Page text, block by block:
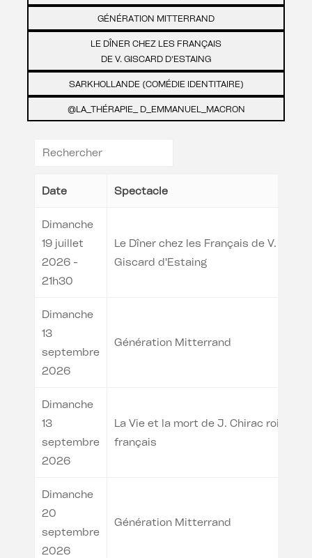
GÉNÉRATION MITTERRAND
LE DÎNER CHEZ LES FRANÇAIS
DE V. GISCARD D’ESTAING
SARKHOLLANDE (COMÉDIE IDENTITAIRE)
@LA_THÉRAPIE_ D_EMMANUEL_MACRON
Date Spectacle
Dimanche
19 juillet
2026 -
21h30
Le Dîner chez les Français de V.
Giscard d'Estaing
Dimanche
13
septembre
2026
Génération Mitterrand
Dimanche
13
septembre
2026
La Vie et la mort de J. Chirac roi des
français
Dimanche
20
septembre
2026
Génération Mitterrand